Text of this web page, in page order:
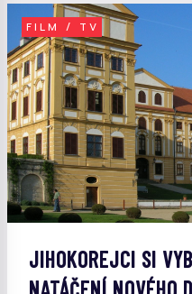
FILM / TV
JIHOKOREJCI SI